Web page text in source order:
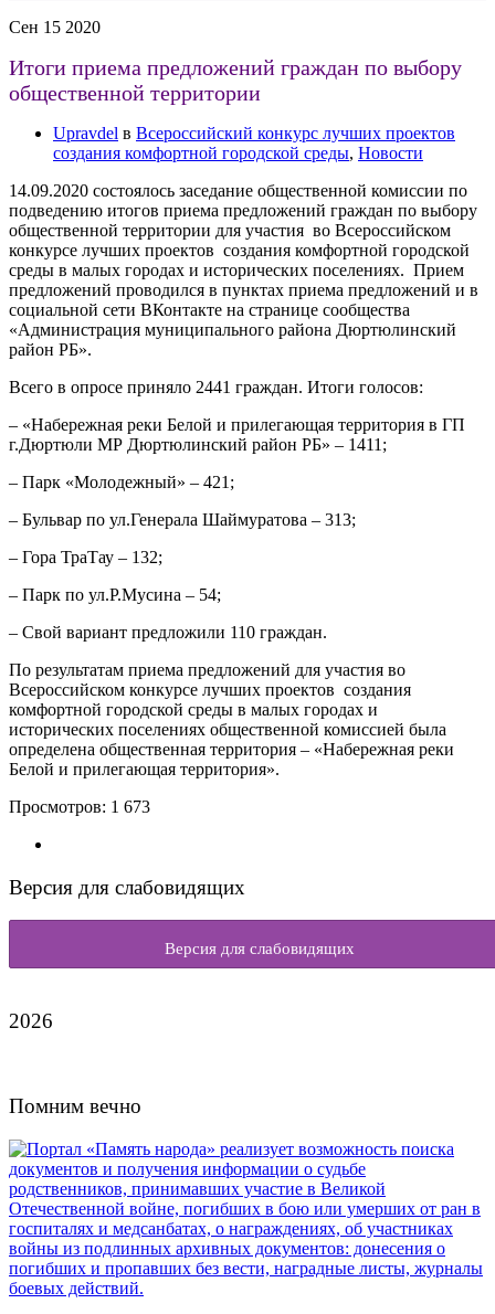
Сен 15 2020
Итоги приема предложений граждан по выбору
общественной территории
Upravdel в Всероссийский конкурс лучших проектов
создания комфортной городской среды, Новости
14.09.2020 состоялось заседание общественной комиссии по
подведению итогов приема предложений граждан по выбору
общественной территории для участия во Всероссийском
конкурсе лучших проектов создания комфортной городской
среды в малых городах и исторических поселениях. Прием
предложений проводился в пунктах приема предложений и в
социальной сети ВКонтакте на странице сообщества
«Администрация муниципального района Дюртюлинский
район РБ».
Всего в опросе приняло 2441 граждан. Итоги голосов:
– «Набережная реки Белой и прилегающая территория в ГП
г.Дюртюли МР Дюртюлинский район РБ» – 1411;
– Парк «Молодежный» – 421;
– Бульвар по ул.Генерала Шаймуратова – 313;
– Гора ТраТау – 132;
– Парк по ул.Р.Мусина – 54;
– Свой вариант предложили 110 граждан.
По результатам приема предложений для участия во
Всероссийском конкурсе лучших проектов создания
комфортной городской среды в малых городах и
исторических поселениях общественной комиссией была
определена общественная территория – «Набережная реки
Белой и прилегающая территория».
Просмотров: 1 673
Версия для слабовидящих
Версия для слабовидящих
2026
Помним вечно